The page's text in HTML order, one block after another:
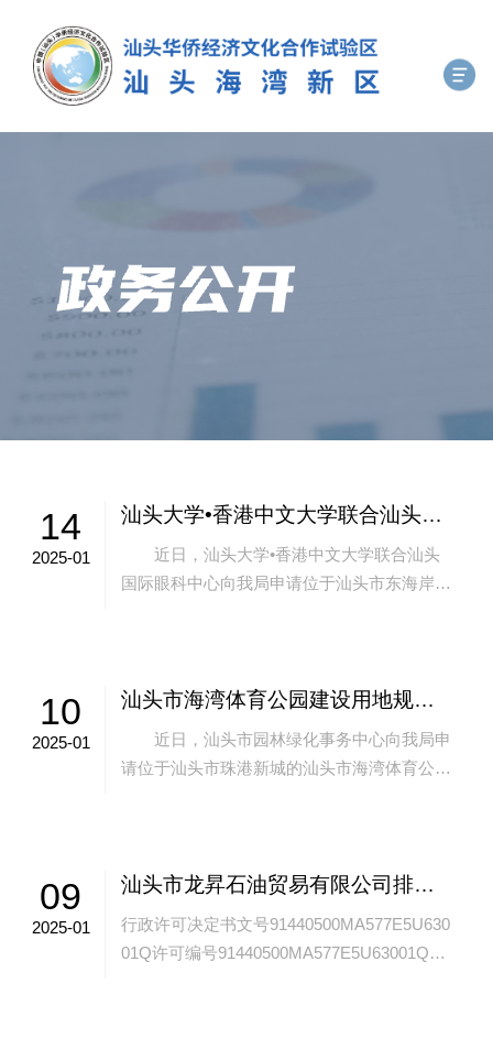
14
2025-01
汕头大学•香港中文大学联合汕头国际眼科中心易地扩建项目建设工程规划许可变更批前公示
近日，汕头大学•香港中文大学联合汕头
国际眼科中心向我局申请位于汕头市东海岸新
10
2025-01
汕头市海湾体育公园建设用地规划许可变更事项批前公示
近日，汕头市园林绿化事务中心向我局申
请位于汕头市珠港新城的汕头市海湾体育公园
09
2025-01
汕头市龙昇石油贸易有限公司排污许可证公示
行政许可决定书文号91440500MA577E5U630
01Q许可编号91440500MA577E5U63001Q项